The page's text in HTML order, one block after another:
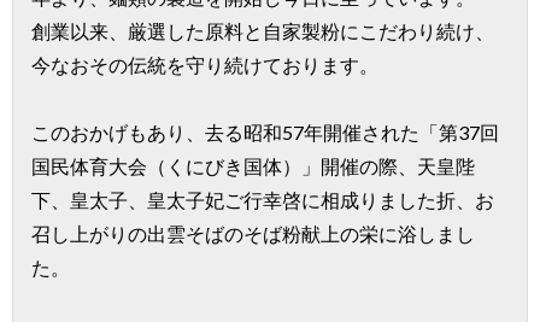
創業以来、厳選した原料と自家製粉にこだわり続け、
今なおその伝統を守り続けております。
このおかげもあり、去る昭和57年開催された「第37回
国民体育大会（くにびき国体）」開催の際、天皇陛
下、皇太子、皇太子妃ご行幸啓に相成りました折、お
召し上がりの出雲そばのそば粉献上の栄に浴しまし
た。